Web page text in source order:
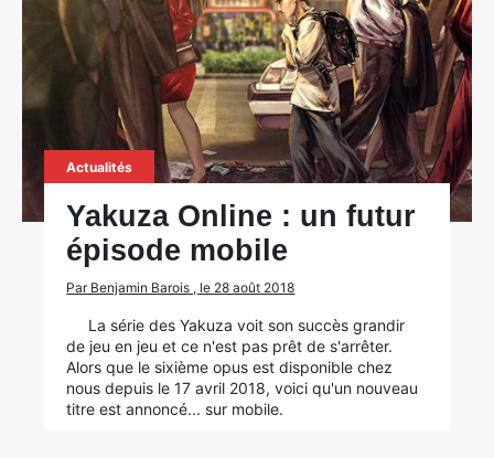
Actualités
Yakuza Online : un futur
épisode mobile
Par Benjamin Barois , le 28 août 2018
La série des Yakuza voit son succès grandir
de jeu en jeu et ce n'est pas prêt de s'arrêter.
Alors que le sixième opus est disponible chez
nous depuis le 17 avril 2018, voici qu'un nouveau
titre est annoncé... sur mobile.